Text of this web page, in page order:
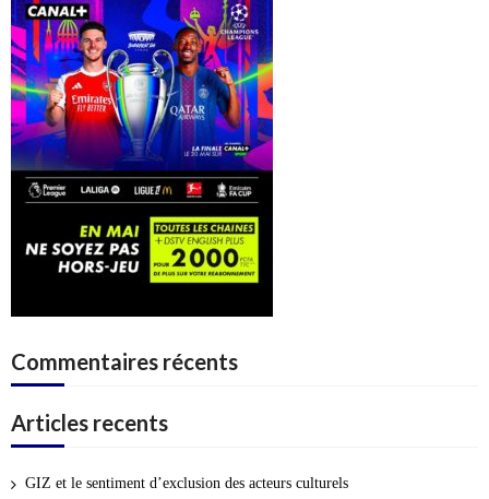
Commentaires récents
Articles recents
GIZ et le sentiment d’exclusion des acteurs culturels